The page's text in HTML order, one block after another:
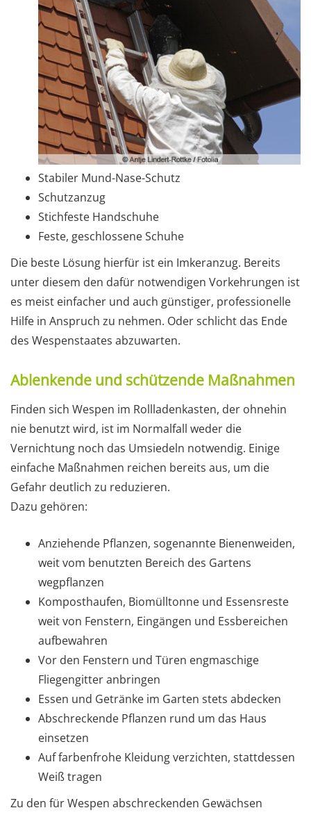
Stabiler Mund-Nase-Schutz
Schutzanzug
Stichfeste Handschuhe
Feste, geschlossene Schuhe
Die beste Lösung hierfür ist ein Imkeranzug. Bereits
unter diesem den dafür notwendigen Vorkehrungen ist
es meist einfacher und auch günstiger, professionelle
Hilfe in Anspruch zu nehmen. Oder schlicht das Ende
des Wespenstaates abzuwarten.
Ablenkende und schützende Maßnahmen
Finden sich Wespen im Rollladenkasten, der ohnehin
nie benutzt wird, ist im Normalfall weder die
Vernichtung noch das Umsiedeln notwendig. Einige
einfache Maßnahmen reichen bereits aus, um die
Gefahr deutlich zu reduzieren.
Dazu gehören:
Anziehende Pflanzen, sogenannte Bienenweiden,
weit vom benutzten Bereich des Gartens
wegpflanzen
Komposthaufen, Biomülltonne und Essensreste
weit von Fenstern, Eingängen und Essbereichen
aufbewahren
Vor den Fenstern und Türen engmaschige
Fliegengitter anbringen
Essen und Getränke im Garten stets abdecken
Abschreckende Pflanzen rund um das Haus
einsetzen
Auf farbenfrohe Kleidung verzichten, stattdessen
Weiß tragen
Zu den für Wespen abschreckenden Gewächsen